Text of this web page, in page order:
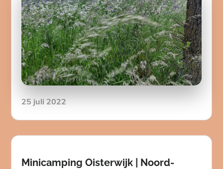
Posted
25 juli 2022
Minicamping Oisterwijk | Noord-